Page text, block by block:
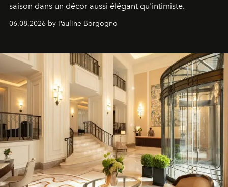
saison dans un décor aussi élégant qu'intimiste.
06.08.2026 by Pauline Borgogno